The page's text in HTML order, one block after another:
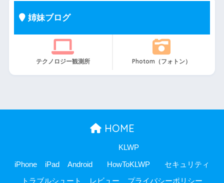
姉妹ブログ
テクノロジー観測所 Photom（フォトン）
HOME
iPhone iPad Android
KLWP
HowToKLWP セキュリティ
トラブルシュート レビュー プライバシーポリシー